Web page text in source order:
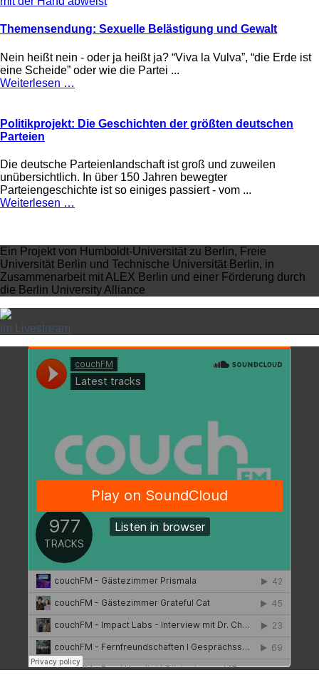
Themensendung: Sexuelle Belästigung und Gewalt
Nein heißt nein - oder ja heißt ja? “Viva la Vulva”, “die Erde ist
eine Scheide” oder wie die Partei ...
Weiterlesen …
Politikprojekt: Die Geschichten der größten deutschen
Parteien
Die deutsche Parteienlandschaft ist groß und zuweilen
unübersichtlich. In über 150 Jahren bewegter
Parteiengeschichte ist so einiges passiert - vom ...
Weiterlesen …
Ein Projekt von Humboldt-Universität zu Berlin, Freie
Universität Berlin und Technische Universität Berlin, in
Zusammenarbeit mit ALEX Berlin und einer Förderung durch
die Berlin University Alliance
im Livestream